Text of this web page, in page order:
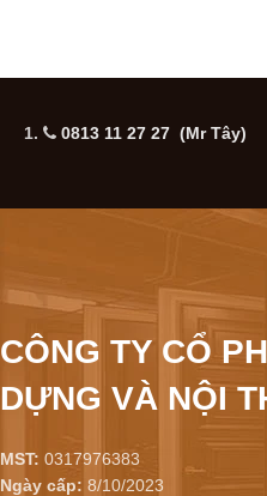
1. 0813 11 27 27 (Mr Tây)
CÔNG TY CỔ
DỰNG VÀ NỘI
MST: 0317976383
Ngày cấp: 8/10/2023